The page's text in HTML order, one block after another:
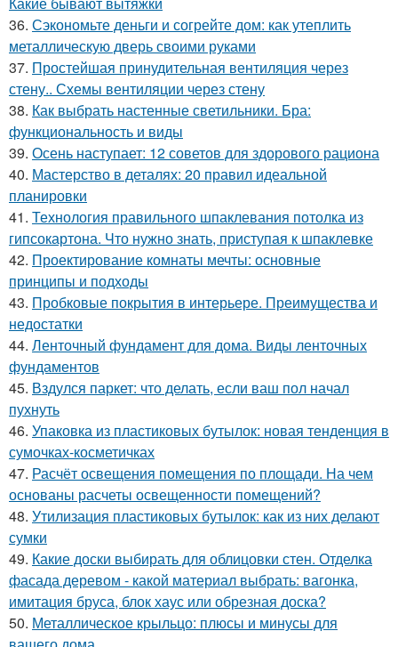
36. Сэкономьте деньги и согрейте дом: как утеплить
металлическую дверь своими руками
37. Простейшая принудительная вентиляция через
стену.. Схемы вентиляции через стену
38. Как выбрать настенные светильники. Бра:
функциональность и виды
39. Осень наступает: 12 советов для здорового рациона
40. Мастерство в деталях: 20 правил идеальной
планировки
41. Технология правильного шпаклевания потолка из
гипсокартона. Что нужно знать, приступая к шпаклевке
42. Проектирование комнаты мечты: основные
принципы и подходы
43. Пробковые покрытия в интерьере. Преимущества и
недостатки
44. Ленточный фундамент для дома. Виды ленточных
фундаментов
45. Вздулся паркет: что делать, если ваш пол начал
пухнуть
46. Упаковка из пластиковых бутылок: новая тенденция в
сумочках-косметичках
47. Расчёт освещения помещения по площади. На чем
основаны расчеты освещенности помещений?
48. Утилизация пластиковых бутылок: как из них делают
сумки
49. Какие доски выбирать для облицовки стен. Отделка
фасада деревом - какой материал выбрать: вагонка,
имитация бруса, блок хаус или обрезная доска?
50. Металлическое крыльцо: плюсы и минусы для